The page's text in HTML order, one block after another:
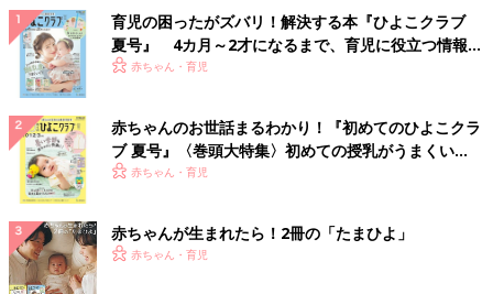
育児の困ったがズバリ！解決する本『ひよこクラブ
夏号』 4カ月～2才になるまで、育児に役立つ情報が
いっぱい！
赤ちゃん・育児
赤ちゃんのお世話まるわかり！『初めてのひよこクラ
ブ 夏号』〈巻頭大特集〉初めての授乳がうまくい
く！ おっぱい・ミルクの基本と夏のトラブル 解決テ
赤ちゃん・育児
赤ちゃんが生まれたら！2冊の「たまひよ」
赤ちゃん・育児